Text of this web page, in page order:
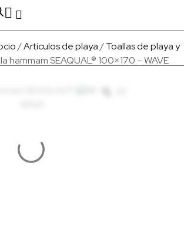
/Artículos de playa/Toallas de playa y
hammam SEAQUAL® 100×170 – WAVE